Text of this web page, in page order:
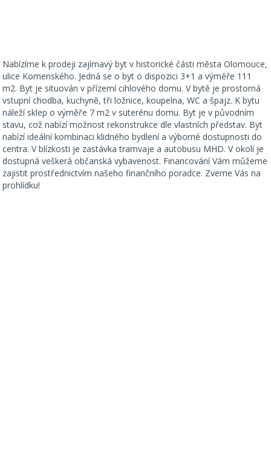
Nabízíme k prodeji zajímavý byt v historické části města Olomouce,
ulice Komenského. Jedná se o byt o dispozici 3+1 a výměře 111
m2. Byt je situován v přízemí cihlového domu. V bytě je prostorná
vstupní chodba, kuchyně, tři ložnice, koupelna, WC a špajz. K bytu
náleží sklep o výměře 7 m2 v suterénu domu. Byt je v původním
stavu, což nabízí možnost rekonstrukce dle vlastních představ. Byt
nabízí ideální kombinaci klidného bydlení a výborné dostupnosti do
centra. V blízkosti je zastávka tramvaje a autobusu MHD. V okolí je
dostupná veškerá občanská vybavenost. Financování Vám můžeme
zajistit prostřednictvím našeho finančního poradce. Zveme Vás na
prohlídku!